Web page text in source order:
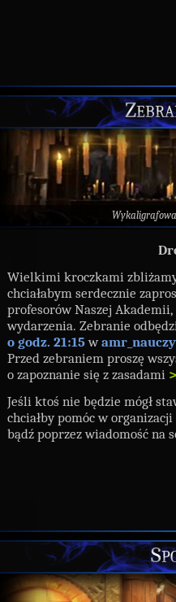
Wielkimi kroczkami
chciałabym serdecznie
profesorów Naszej
wydarzenia. Zebranie
o godz. 21:15w
Przed zebraniem proszę
o zapoznanie się z zasadami
Jeśli ktoś nie będzie mógł
chciałby pomóc w
bądź poprzez wiadomość na